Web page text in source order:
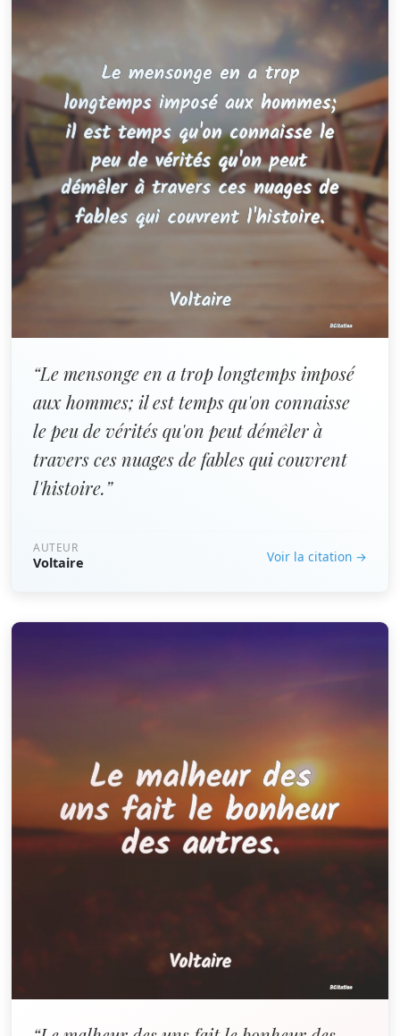
“Le mensonge en a trop longtemps imposé
aux hommes; il est temps qu'on connaisse
le peu de vérités qu'on peut démêler à
travers ces nuages de fables qui couvrent
l'histoire.”
AUTEUR
Voltaire Voir la citation →